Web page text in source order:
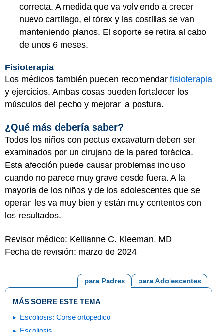
correcta. A medida que va volviendo a crecer
nuevo cartílago, el tórax y las costillas se van
manteniendo planos. El soporte se retira al cabo
de unos 6 meses.
Fisioterapia
Los médicos también pueden recomendar fisioterapia
y ejercicios. Ambas cosas pueden fortalecer los
músculos del pecho y mejorar la postura.
¿Qué más debería saber?
Todos los niños con pectus excavatum deben ser
examinados por un cirujano de la pared torácica.
Esta afección puede causar problemas incluso
cuando no parece muy grave desde fuera. A la
mayoría de los niños y de los adolescentes que se
operan les va muy bien y están muy contentos con
los resultados.
Revisor médico: Kellianne C. Kleeman, MD
Fecha de revisión: marzo de 2024
para Adolescentes
para Padres
MÁS SOBRE ESTE TEMA
Escoliosis: Corsé ortopédico
Escoliosis